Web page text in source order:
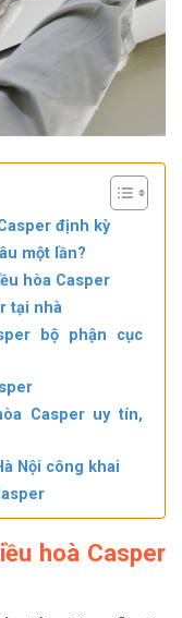
định kỳ
một lần?
hòa Casper
tại nhà
bộ phận cục
Casper uy tín,
Nội công khai
hoà Casper